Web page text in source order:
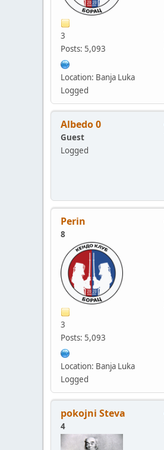
3
Posts: 5,093
Location: Banja Luka
Logged
Albedo 0
Guest
Logged
Perin
8
3
Posts: 5,093
Location: Banja Luka
Logged
pokojni Steva
4